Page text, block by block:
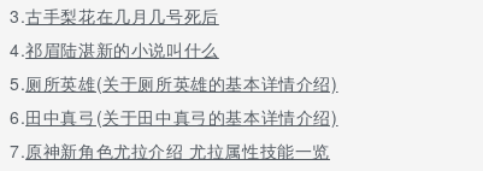
数控加工 (中技)三年60参加全省高等职业技术学院考试可升
数控技术应用 (中专) 三年60
模具技术模具制造技术 (中专)三年60
模具制造技术 (中技)三年60
3.古手梨花在几月几号死后
4.祁眉陆湛新的小说叫什么
5.厕所英雄(关于厕所英雄的基本详情介绍)
6.田中真弓(关于田中真弓的基本详情介绍)
7.原神新角色尤拉介绍 尤拉属性技能一览